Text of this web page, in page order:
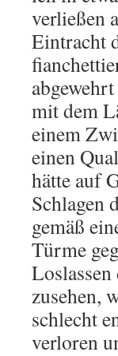
verließen
Eintracht
mit dem
einem
einen
hätte auf
Schlagen
gemäß
Türme
zusehen,
schlecht
verloren